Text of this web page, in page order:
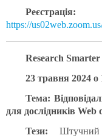
Реєстрація:
https://
Research Smarter
23 травня 2024 о
Тема:
для дослідників Web
Тези: Штучний